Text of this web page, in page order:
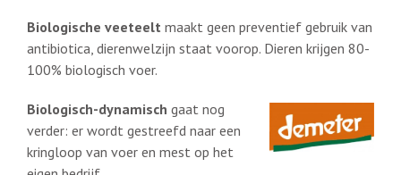
Biologische veeteelt maakt geen preventief gebruik van
antibiotica, dierenwelzijn staat voorop. Dieren krijgen 80-
100% biologisch voer.
Biologisch-dynamisch gaat nog
verder: er wordt gestreefd naar een
kringloop van voer en mest op het